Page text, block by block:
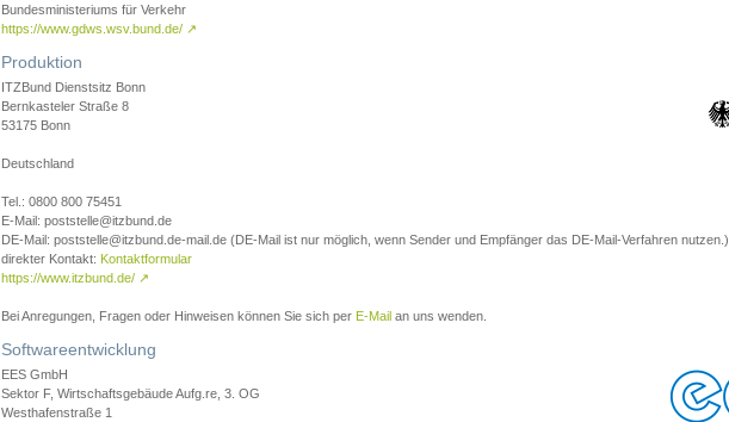
Bundesministeriums für Verkehr
https://www.gdws.wsv.bund.de/ ↗
Produktion
ITZBund Dienstsitz Bonn
Bernkasteler Straße 8
53175 Bonn
Deutschland
Tel.: 0800 800 75451
E-Mail: poststelle@itzbund.de
DE-Mail: poststelle@itzbund.de-mail.de (DE-Mail ist nur möglich, wenn Sender und Empfänger das DE-Mail-Verfahren nutzen.)
direkter Kontakt: Kontaktformular
https://www.itzbund.de/ ↗
Bei Anregungen, Fragen oder Hinweisen können Sie sich per E-Mail an uns wenden.
Softwareentwicklung
EES GmbH
Sektor F, Wirtschaftsgebäude Aufg.re, 3. OG
Westhafenstraße 1